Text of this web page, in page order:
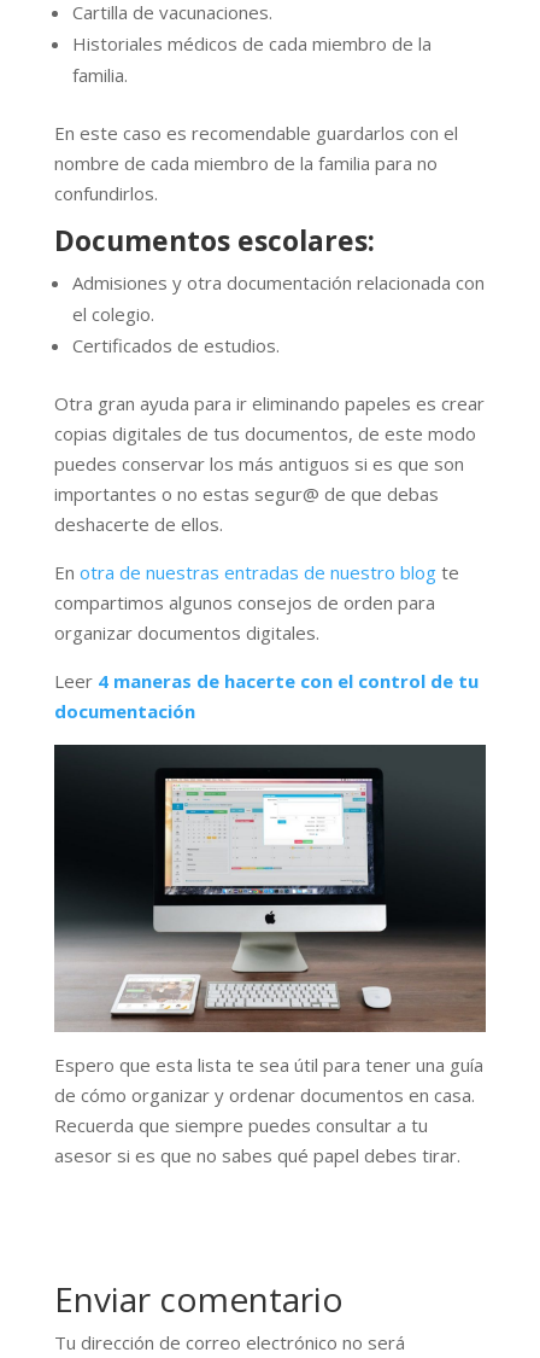
Cartilla de vacunaciones.
Historiales médicos de cada miembro de la
familia.
En este caso es recomendable guardarlos con el
nombre de cada miembro de la familia para no
confundirlos.
Documentos escolares:
Admisiones y otra documentación relacionada con
el colegio.
Certificados de estudios.
Otra gran ayuda para ir eliminando papeles es crear
copias digitales de tus documentos, de este modo
puedes conservar los más antiguos si es que son
importantes o no estas segur@ de que debas
deshacerte de ellos.
En otra de nuestras entradas de nuestro blogte
compartimos algunos consejos de orden para
organizar documentos digitales.
Leer 4 maneras de hacerte con el control de tu
documentación
Espero que esta lista te sea útil para tener una guía
de cómo organizar y ordenar documentos en casa.
Recuerda que siempre puedes consultar a tu
asesor si es que no sabes qué papel debes tirar.
Enviar comentario
Tu dirección de correo electrónico no será